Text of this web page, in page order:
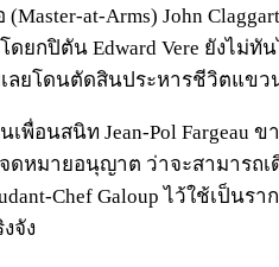
at-Arms) John
ยกปิตัน Edward Vere ยังไม่ทั
เลยโดนตัดสินประหารชีวิตแขว
พื่อนสนิท Jean-Pol Fargeau
จดหมายอนุญาต ว่าจะสามารถ
Chef Galoup ไว้ใช้เป็นร
จัง